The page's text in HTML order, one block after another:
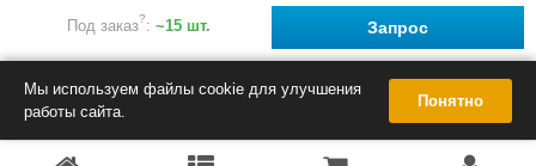
Под заказ?: ~15 шт. Запрос
Мы используем файлы cookie для улучшения
работы сайта.
Понятно